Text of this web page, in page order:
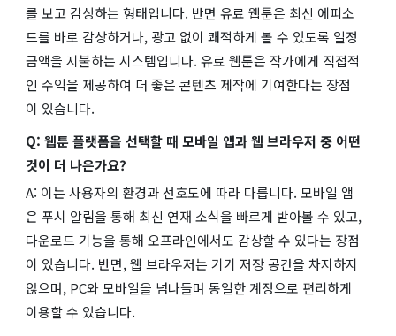
를 보고 감상하는 형태입니다. 반면 유료 웹툰은 최신 에피소
드를 바로 감상하거나, 광고 없이 쾌적하게 볼 수 있도록 일정
금액을 지불하는 시스템입니다. 유료 웹툰은 작가에게 직접적
인 수익을 제공하여 더 좋은 콘텐츠 제작에 기여한다는 장점
이 있습니다.
Q: 웹툰 플랫폼을 선택할 때 모바일 앱과 웹 브라우저 중 어떤
것이 더 나은가요?
A: 이는 사용자의 환경과 선호도에 따라 다릅니다. 모바일 앱
은 푸시 알림을 통해 최신 연재 소식을 빠르게 받아볼 수 있고,
다운로드 기능을 통해 오프라인에서도 감상할 수 있다는 장점
이 있습니다. 반면, 웹 브라우저는 기기 저장 공간을 차지하지
않으며, PC와 모바일을 넘나들며 동일한 계정으로 편리하게
이용할 수 있습니다.